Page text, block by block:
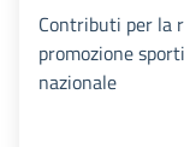
Contributi per la
promozione
nazionale